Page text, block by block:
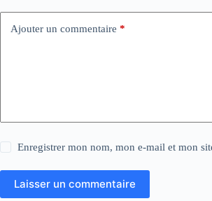
Ajouter un commentaire *
Enregistrer mon nom, mon e-mail et mon
Laisser un commentaire